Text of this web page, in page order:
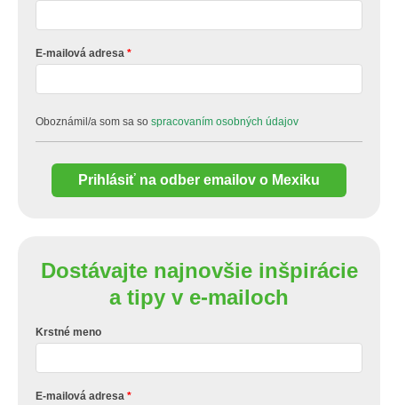
E-mailová adresa
Oboznámil/a som sa sospracovaním osobných údajov
Prihlásiť na odber emailov o Mexiku
Dostávajte najnovšie inšpirácie
a tipy v e-mailoch
Krstné meno
E-mailová adresa